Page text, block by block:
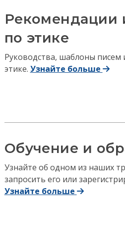
Рекомендации
по этике
Руководства, шаблоны писем
этике. Узнайте больше
Обучение и
Узнайте об одном из наших
запросить его или
Узнайте больше